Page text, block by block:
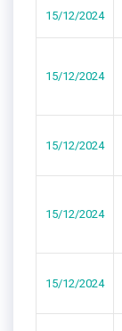
15/12/2024
15/12/2024
15/12/2024
15/12/2024
15/12/2024